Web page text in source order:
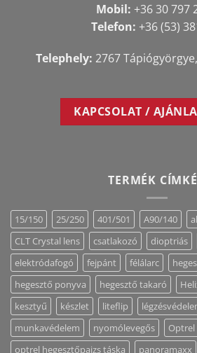
Mobil: +36 30 797
Telefon: +36 (53)
Telephely: 2767
KAPCSOLAT /
TERMÉK
15/150 25/250 401/501 A90/140
CLT Crystal lens
csatlakozó dioptriás
elektródafogó
fejpánt félálarc
hegesztő ponyva
hegesztő takaró
kesztyű
készlet liteflip
munkavédelem
nyomólevegős
Optrel
optrel hegesztőpajzs táska
panoramaxx